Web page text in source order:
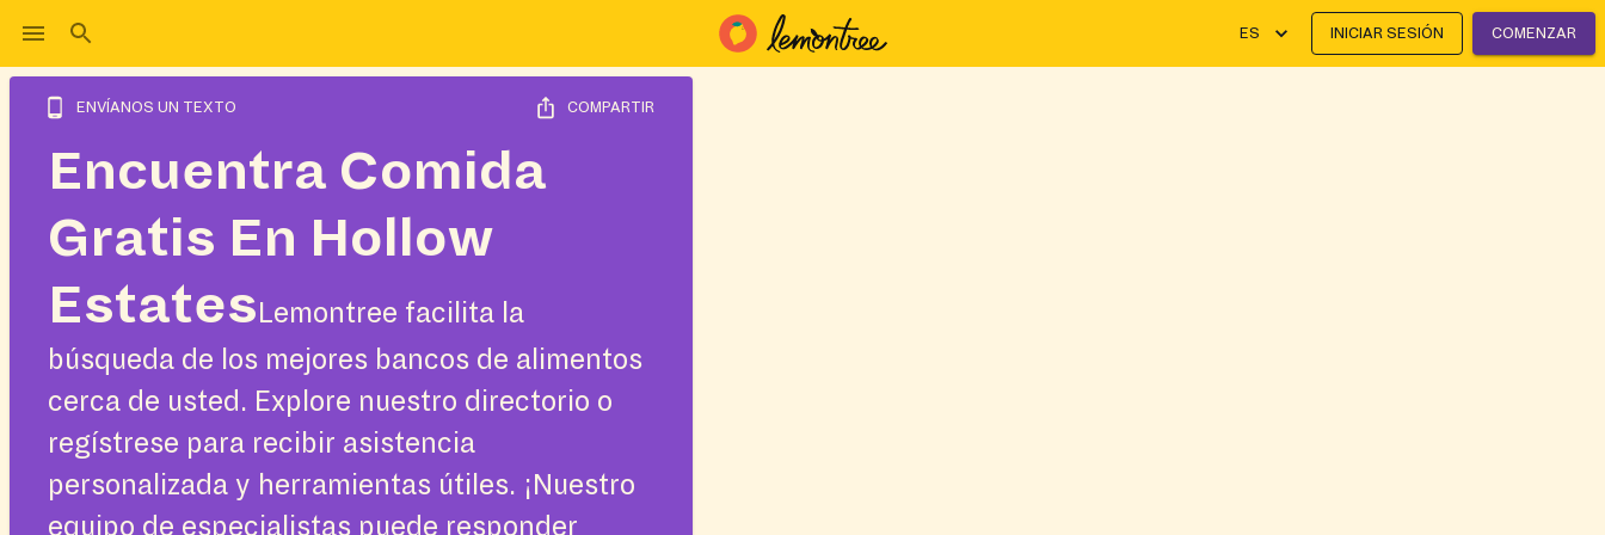
ES INICIAR SESIÓN COMENZAR
ENVÍANOS UN TEXTO COMPARTIR
Encuentra Comida
Gratis En Hollow
Estates Lemontree facilita la
búsqueda de los mejores bancos de alimentos
cerca de usted. Explore nuestro directorio o
regístrese para recibir asistencia
personalizada y herramientas útiles. ¡Nuestro
equipo de especialistas puede responder